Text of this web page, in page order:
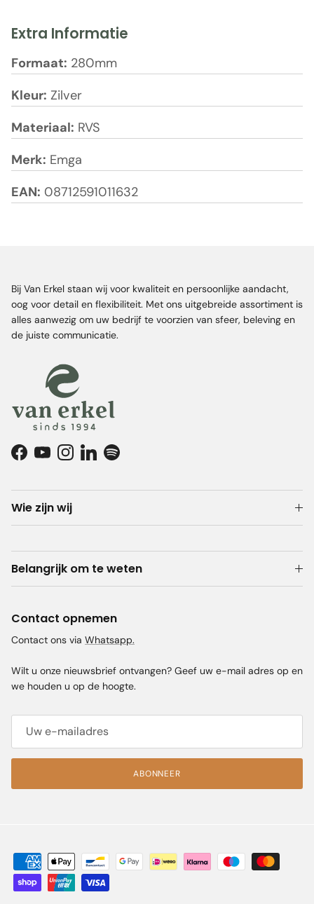
Extra Informatie
Formaat: 280mm
Kleur: Zilver
Materiaal: RVS
Merk: Emga
EAN: 08712591011632
Bij Van Erkel staan wij voor kwaliteit en persoonlijke aandacht,
oog voor detail en flexibiliteit. Met ons uitgebreide assortiment is
alles aanwezig om uw bedrijf te voorzien van sfeer, beleving en
de juiste communicatie.
Facebook
YouTubeInstagram
LinkedInSpotify
Wie zijn wij
Belangrijk om te weten
Contact opnemen
Contact ons via Whatsapp.
Wilt u onze nieuwsbrief ontvangen? Geef uw e-mail adres op en
we houden u op de hoogte.
ABONNEER